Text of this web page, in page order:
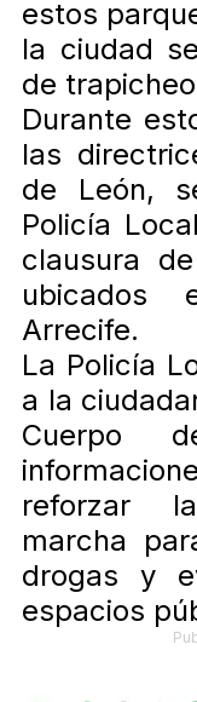
estos
la ciudad
de
Durante
las
de León,
Policía
clausura
ubicados
Arrecife.
La Policía
a la
Cuerpo
reforzar
marcha
drogas y
espacios